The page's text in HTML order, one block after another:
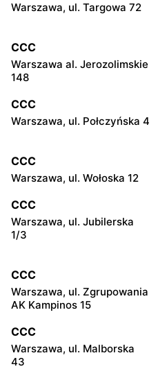
Warszawa, ul. Targowa 72
CCC
Warszawa al. Jerozolimskie
148
CCC
Warszawa, ul. Połczyńska 4
CCC
Warszawa, ul. Wołoska 12
CCC
Warszawa, ul. Jubilerska
1/3
CCC
Warszawa, ul. Zgrupowania
AK Kampinos 15
CCC
Warszawa, ul. Malborska
43